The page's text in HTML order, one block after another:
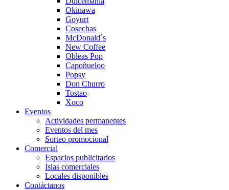
Okinawa
Goyurt
Cosechas
McDonald´s
New Coffee
Obleas Pop
Capoñueloo
Popsy
Don Churro
Tostao
Xoco
Eventos
Actividades permanentes
Eventos del mes
Sorteo promocional
Comercial
Espacios publicitarios
Islas comerciales
Locales disponibles
Contáctanos